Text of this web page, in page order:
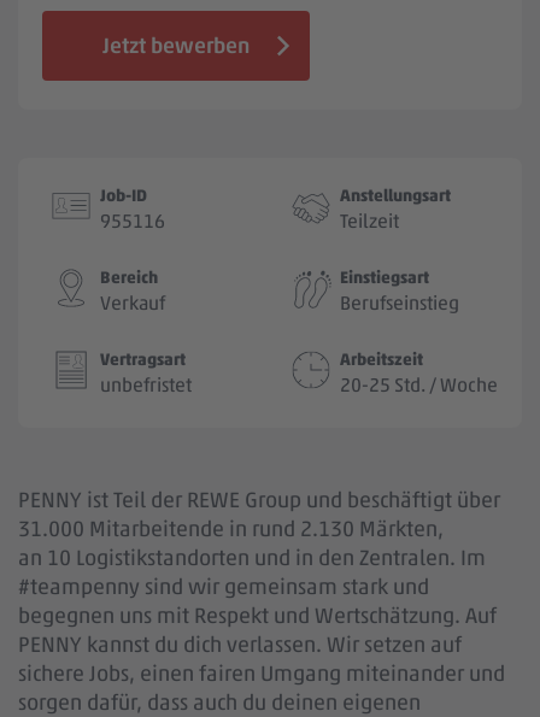
Jobbörse
Jetzt bewerben
Job-ID
955116
Anstellungsart
Teilzeit
Bereich
Verkauf
Einstiegsart
Berufseinstieg
Vertragsart
unbefristet
Arbeitszeit
20-25 Std. / Woche
PENNY ist Teil der REWE Group und beschäftigt über
31.000 Mitarbeitende in rund 2.130 Märkten,
an 10 Logistikstandorten und in den Zentralen. Im
#teampenny sind wir gemeinsam stark und
begegnen uns mit Respekt und Wertschätzung. Auf
PENNY kannst du dich verlassen. Wir setzen auf
sichere Jobs, einen fairen Umgang miteinander und
sorgen dafür, dass auch du deinen eigenen